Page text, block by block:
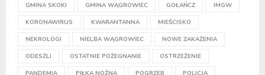
GMINA SKOKI GMINA WĄGROWIEC GOŁAŃCZ IMGW
KORONAWIRUS KWARANTANNA MIEŚCISKO
NEKROLOGI NIELBA WĄGROWIEC NOWE ZAKAŻENIA
ODESZLI OSTATNIE POŻEGNANIE OSTRZEŻENIE
PANDEMIA PIŁKA NOŻNA POGRZEB POLICJA